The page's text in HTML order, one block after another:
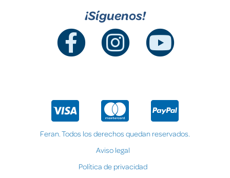
¡Síguenos!
Feran. Todos los derechos quedan reservados.
Aviso legal
Política de privacidad